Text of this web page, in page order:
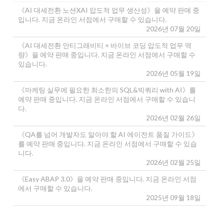
《AI 대세전환 노션XAI 압도적 업무 생산성》을 예약 판매 중
입니다. 지금 온라인 서점에서 구매할 수 있습니다.
2026년 07월 20일
《AI 대세전환 안티그래비티 × 바이브 코딩 압도적 업무 역
량》을 예약 판매 중입니다. 지금 온라인 서점에서 구매할 수
있습니다.
2026년 05월 19일
《마케팅 실무에 필요한 최소한의 SQL&빅쿼리 with AI》를
예약 판매 중입니다. 지금 온라인 서점에서 구매할 수 있습니
다.
2026년 02월 26일
《QA를 넘어 개발자도 알아야 할 AI 에이전트 품질 가이드》
를 예약 판매 중입니다. 지금 온라인 서점에서 구매할 수 있습
니다.
2026년 02월 25일
《Easy ABAP 3.0》을 예약 판매 중입니다. 지금 온라인 서점
에서 구매할 수 있습니다.
2025년 09월 18일